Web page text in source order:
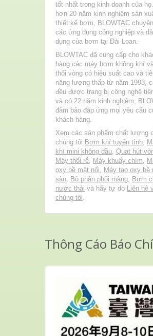
tốt nhất trong kinh doanh của
hơn 20 năm kinh nghiệm sản
thiết kế bơm, BLOWTAC
các ứng dụng công nghiệp và
dụng của bơm tại Đài Loan.
BLOWTAC đã cung cấp cho
hàng các máy bơm không khí
thổi vòng có hiệu suất cao và
năng lượng thấp từ năm 1993,
đều được trang bị công nghệ
và có 22 năm kinh nghiệm,
đảm bảo đáp ứng mọi yêu cầu
khách hàng.
Xem các sản phẩm chất lượng
chúng tôi Bơm khí tuyến tính,
khí mini không dầu, Quạt hút
Máy thổi rễ, Máy khuấy chìm,
oxy bề mặt nổi, Máy tạo oxy bề
sàn, Bộ phân phối màng, Bơm
nước thải và hãy tự do Liên hệ
chúng tôi.
Thông Cáo Báo Chí